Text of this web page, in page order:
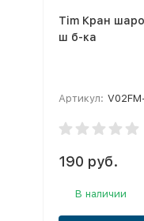
Tim Кран
ш б-ка
Артикул:
190 руб.
В наличии